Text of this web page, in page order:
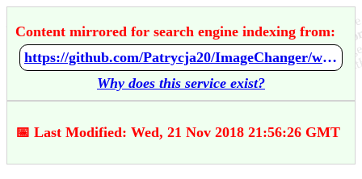
Content mirrored for search engine indexing from:
https://github.com/Patrycja20/ImageChanger/wiki/Home
Why does this service exist?
📅 Last Modified: Wed, 21 Nov 2018 21:56:26 GMT